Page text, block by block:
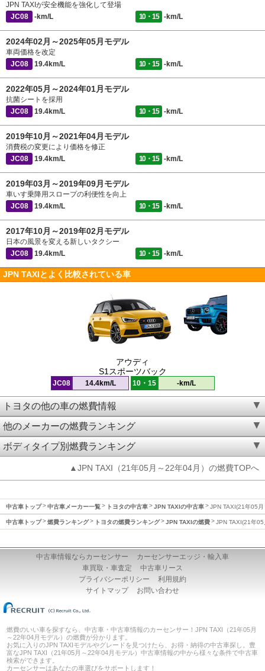
JPN TAXIが安全機能を強化して登場
JC08
-km/L 10・15 -km/L
2024年02月～2025年05月モデル
車両価格を改定
JC08
19.4km/L 10・15 -km/L
2022年05月～2024年01月モデル
抗菌シートを採用
JC08
19.4km/L 10・15 -km/L
2019年10月～2021年04月モデル
消費税の変更により価格を修正
JC08
19.4km/L 10・15 -km/L
2019年03月～2019年09月モデル
車いす乗降用スロープの利便性を向上
JC08
19.4km/L 10・15 -km/L
2017年10月～2019年02月モデル
日本の風景を変える新しいタクシー
JC08
19.4km/L 10・15 -km/L
JPN TAXIとよく比較されている車
アウディ
S1スポーツバック
JC08 14.4km/L 10・15 -km/L
トヨタの他の車の燃費情報
他のメーカーの燃費ランキング
ボディタイプ別燃費ランキング
▲JPN TAXI（21年05月～22年04月）の燃費TOPへ
中古車トップ 中古車メーカー一覧 トヨタの中古車 JPN TAXIの中古車 JPN TAXI(21年05
中古車トップ 燃費ランキング トヨタの燃費ランキング JPN TAXIの燃費 JPN TAXI(21年
中古車情報ならカーセンサー
カーセンサーエッジ・輸入車
車買取・車査定
中古車リース
プライバシーポリシー
利用規約
サイトマップ
お問い合わせ
燃費のいい車を探すなら、中古車・中古車情報のカーセンサー！JPN TAXI（21年05月
～22年04月モデル）の燃費が分かります。
お気に入りのJPN TAXIモデルやグレードを見つけたら、お得・納得の中古車探し。豊
富なJPN TAXI（21年05月～22年04月モデル）中古車情報の中から様々な条件で中古車
検索ができます。
カーセンサーはあなたの車選びをサポートします！